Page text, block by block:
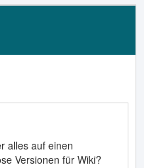
alles auf einen
Versionen für Wiki?